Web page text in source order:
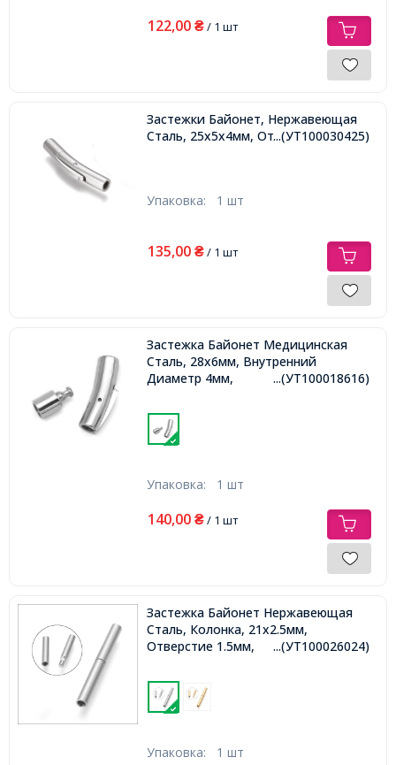
122,00 ₴/ 1 шт
Застежки Байонет, Нержавеющая
Сталь, 25х5х4мм, Отверстие 2мм,
...(УТ100030425)
Упаковка: 1 шт
135,00 ₴/ 1 шт
Застежка Байонет Медицинская
Сталь, 28х6мм, Внутренний
Диаметр 4мм,
...(УТ100018616)
Упаковка: 1 шт
140,00 ₴/ 1 шт
Застежка Байонет Нержавеющая
Сталь, Колонка, 21х2.5мм,
Отверстие 1.5мм,
...(УТ100026024)
Упаковка: 1 шт